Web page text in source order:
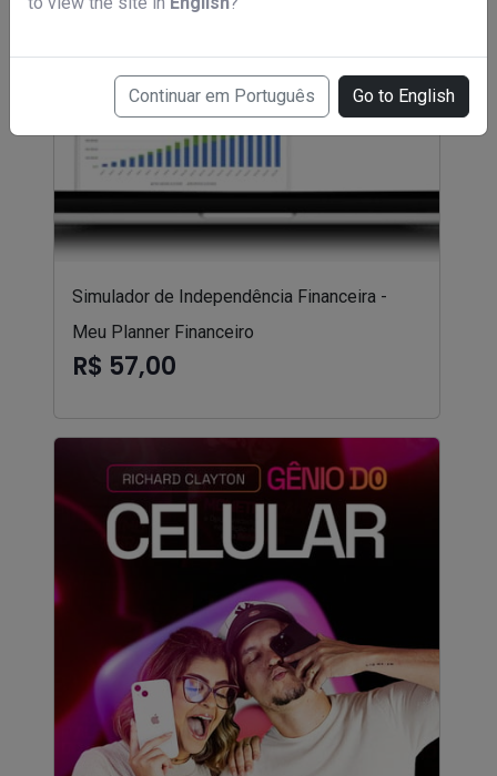
Continuar em Português Go to English
Simulador de Independência Financeira -
Meu Planner Financeiro
R$ 57,00